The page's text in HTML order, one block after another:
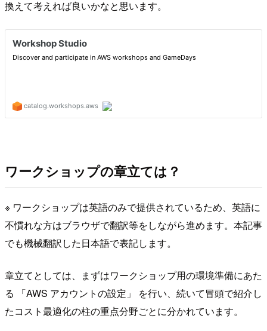
換えて考えれば良いかなと思います。
ワークショップの章立ては？
※ ワークショップは英語のみで提供されているため、英語に
不慣れな方はブラウザで翻訳等をしながら進めます。本記事
でも機械翻訳した日本語で表記します。
章立てとしては、まずはワークショップ用の環境準備にあた
る 「AWS アカウントの設定」 を行い、続いて冒頭で紹介し
たコスト最適化の柱の重点分野ごとに分かれています。